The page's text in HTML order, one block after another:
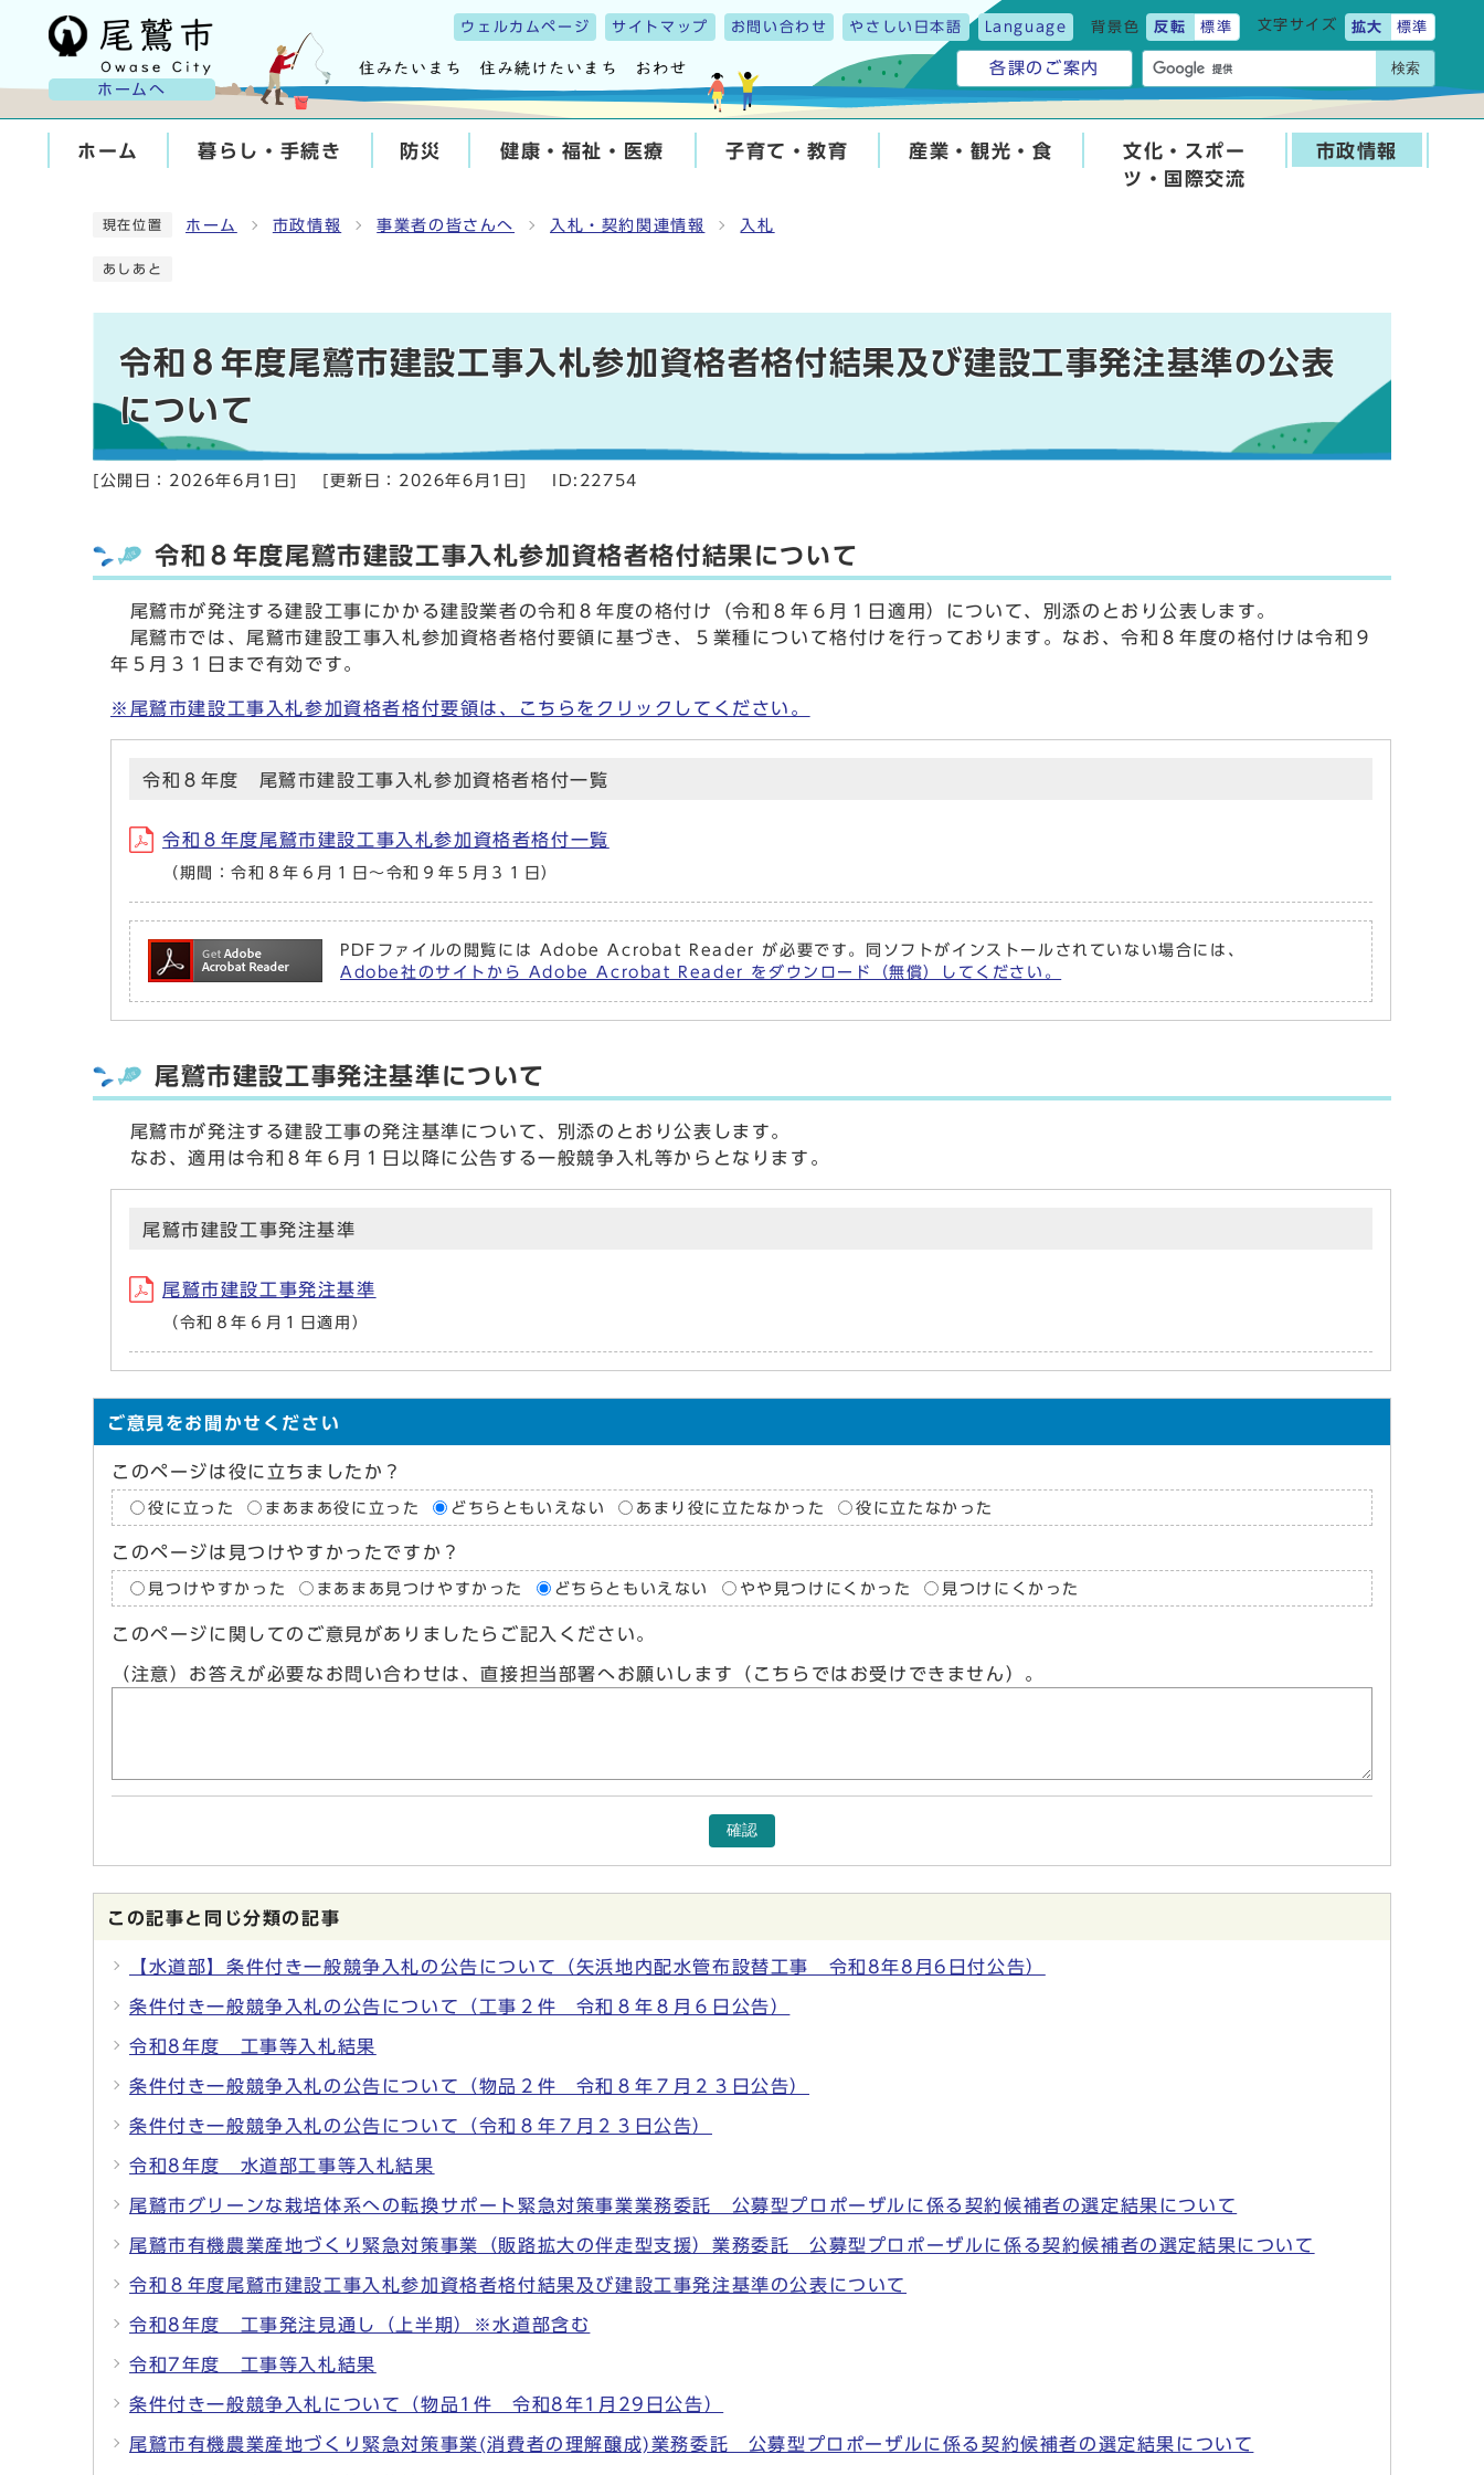
ホームへ
ウェルカムページ サイトマップ お問い合わせ やさしい日本語 Language 背景色 反転 標準 文字サイズ 拡大 標準
各課のご案内 検索
ホーム 暮らし・手続き 防災 健康・福祉・医療 子育て・教育 産業・観光・食
文化・スポー
ツ・国際交流
市政情報
現在位置 ホーム 市政情報 事業者の皆さんへ 入札・契約関連情報 入札
あしあと
令和８年度尾鷲市建設工事入札参加資格者格付結果及び建設工事発注基準の公表
について
[公開日： 2026年6月1日 [更新日： 2026年6月1日 ID:22754
令和８年度尾鷲市建設工事入札参加資格者格付結果について
尾鷲市が発注する建設工事にかかる建設業者の令和８年度の格付け（令和８年６月１日適用）について、別添のとおり公表します。
尾鷲市では、尾鷲市建設工事入札参加資格者格付要領に基づき、５業種について格付けを行っております。なお、令和８年度の格付けは令和９
年５月３１日まで有効です。
※尾鷲市建設工事入札参加資格者格付要領は、こちらをクリックしてください。
令和８年度 尾鷲市建設工事入札参加資格者格付一覧
令和８年度尾鷲市建設工事入札参加資格者格付一覧
（期間：令和８年６月１日～令和９年５月３１日）
PDFファイルの閲覧には Adobe Acrobat Reader が必要です。同ソフトがインストールされていない場合には、
Adobe社のサイトから Adobe Acrobat Reader をダウンロード（無償）してください。
尾鷲市建設工事発注基準について
尾鷲市が発注する建設工事の発注基準について、別添のとおり公表します。
なお、適用は令和８年６月１日以降に公告する一般競争入札等からとなります。
尾鷲市建設工事発注基準
尾鷲市建設工事発注基準
（令和８年６月１日適用）
ご意見をお聞かせください
このページは役に立ちましたか？
役に立った まあまあ役に立った どちらともいえない あまり役に立たなかった 役に立たなかった
このページは見つけやすかったですか？
見つけやすかった まあまあ見つけやすかった どちらともいえない やや見つけにくかった 見つけにくかった
このページに関してのご意見がありましたらご記入ください。
（注意）お答えが必要なお問い合わせは、直接担当部署へお願いします（こちらではお受けできません）。
確認
この記事と同じ分類の記事
【水道部】条件付き一般競争入札の公告について（矢浜地内配水管布設替工事 令和8年8月6日付公告）
条件付き一般競争入札の公告について（工事２件 令和８年８月６日公告）
令和8年度 工事等入札結果
条件付き一般競争入札の公告について（物品２件 令和８年７月２３日公告）
条件付き一般競争入札の公告について（令和８年７月２３日公告）
令和8年度 水道部工事等入札結果
尾鷲市グリーンな栽培体系への転換サポート緊急対策事業業務委託 公募型プロポーザルに係る契約候補者の選定結果について
尾鷲市有機農業産地づくり緊急対策事業（販路拡大の伴走型支援）業務委託 公募型プロポーザルに係る契約候補者の選定結果について
令和８年度尾鷲市建設工事入札参加資格者格付結果及び建設工事発注基準の公表について
令和8年度 工事発注見通し（上半期）※水道部含む
令和7年度 工事等入札結果
条件付き一般競争入札について（物品1件 令和8年1月29日公告）
尾鷲市有機農業産地づくり緊急対策事業(消費者の理解醸成)業務委託 公募型プロポーザルに係る契約候補者の選定結果について